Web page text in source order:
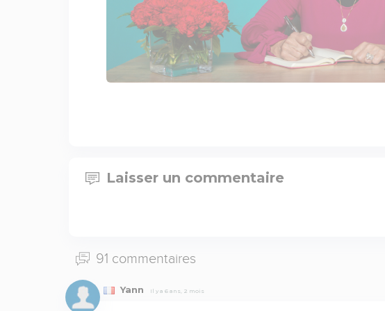
Laisser un commentaire
91 commentaires
Yann Il y a 6 ans, 2 mois